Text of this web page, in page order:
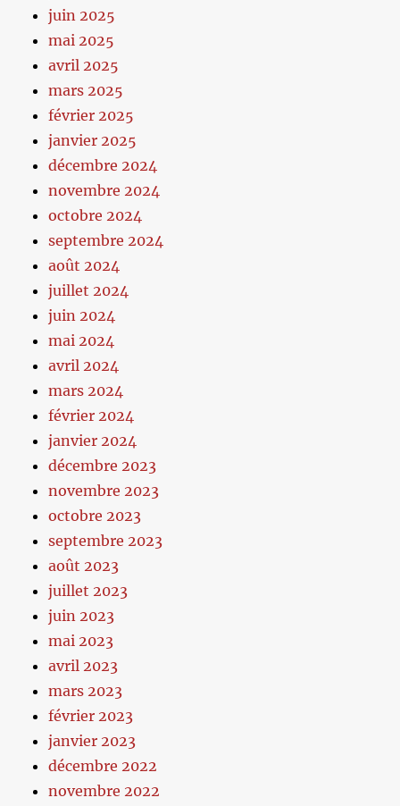
juin 2025
mai 2025
avril 2025
mars 2025
février 2025
janvier 2025
décembre 2024
novembre 2024
octobre 2024
septembre 2024
août 2024
juillet 2024
juin 2024
mai 2024
avril 2024
mars 2024
février 2024
janvier 2024
décembre 2023
novembre 2023
octobre 2023
septembre 2023
août 2023
juillet 2023
juin 2023
mai 2023
avril 2023
mars 2023
février 2023
janvier 2023
décembre 2022
novembre 2022